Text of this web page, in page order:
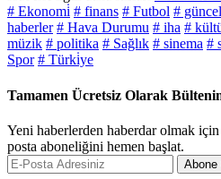
# Ekonomi̇ # finans # Futbol #
haberler # Hava Durumu # iha #
müzik # politika # Sağlık # sinema #
Spor # Türki̇ye
Tamamen Ücretsiz Olarak
Yeni haberlerden haberdar olmak için
posta aboneliğini hemen başlat.
Abone